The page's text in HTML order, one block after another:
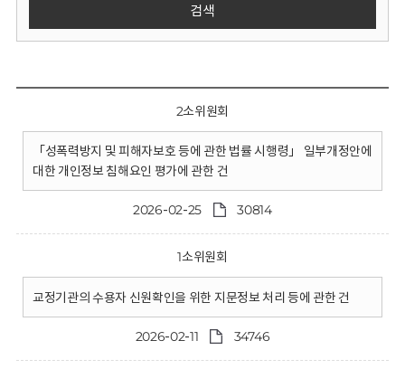
검색
2소위원회
「성폭력방지 및 피해자보호 등에 관한 법률 시행령」 일부개정안에
대한 개인정보 침해요인 평가에 관한 건
2026-02-25 30814
1소위원회
교정기관의 수용자 신원확인을 위한 지문정보 처리 등에 관한 건
2026-02-11 34746